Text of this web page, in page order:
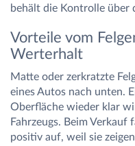
behält die Kontrolle über
Vorteile vom
Werterhalt
Matte oder zerkratzte
eines Autos nach unten.
Oberfläche wieder klar
Fahrzeugs. Beim
positiv auf, weil sie